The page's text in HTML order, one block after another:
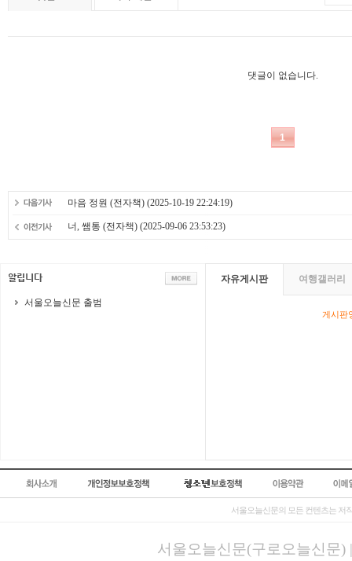
마음 정원 (전자책) (2025-10-19 22:24:19)
너, 쌤통 (전자책) (2025-09-06 23:53:23)
서울오늘신문 출범
자유게시판 여행갤러리
게시판
서울오늘신문의 모든 컨텐츠는 저
서울오늘신문(구로오늘신문)